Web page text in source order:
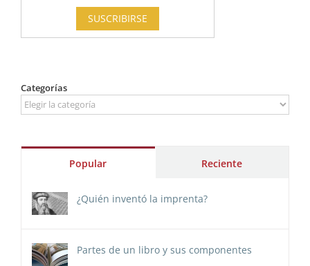
Categorías
Categorías
Popular Reciente
¿Quién inventó la imprenta?
Partes de un libro y sus componentes